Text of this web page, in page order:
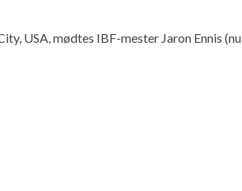
USA, mødtes IBF-mester Jaron Ennis